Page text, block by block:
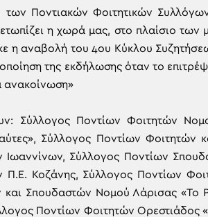
των Ποντιακών Φοιτητικών
η χωρά μας, στο πλαίσιο
η αναβολή του 4ου Κύκλου
της εκδήλωσης όταν το
ανακοίνωση»
Σύλλογος Ποντίων Φοιτητών
Σύλλογος Ποντίων Φοιτητών
Σύλλογος Ποντίων
Π.Ε. Κοζάνης, Σύλλογος Ποντίων
και Σπουδαστών Νομού Λάρισας «Το
Ποντίων Φοιτητών Ορεστιάδος